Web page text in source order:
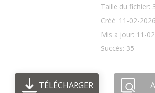
Taille du fichier:
Créé: 11-02-2026
Mis à jour: 11-
Succès: 35
TÉLÉCHARGER